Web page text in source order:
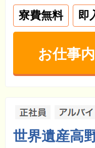
寮費無料 即
お仕事
世界遺産高